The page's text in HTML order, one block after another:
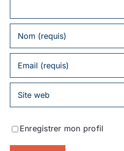
Enregistrer mon profil